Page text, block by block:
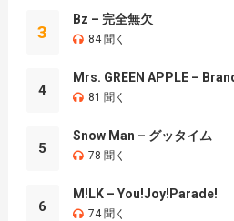
3
Bz – 完全無欠
84 聞く
4
Mrs. GREEN APPLE –
81 聞く
5
Snow Man – グッタイム
78 聞く
6
M!LK – You!Joy!Parade!
74 聞く